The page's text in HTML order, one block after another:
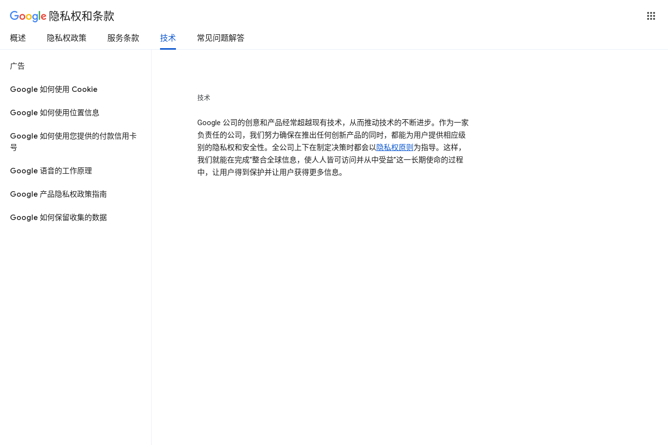
隐私权和条款
概述 隐私权政策 服务条款 技术 常见问题解答
广告
Google 如何使用 Cookie
Google 如何使用位置信息
Google 如何使用您提供的付款信用卡
号
Google 语音的工作原理
Google 产品隐私权政策指南
Google 如何保留收集的数据
技术
Google 公司的创意和产品经常超越现有技术，从而推动技术的不断进步。作为一家
负责任的公司，我们努力确保在推出任何创新产品的同时，都能为用户提供相应级
别的隐私权和安全性。全公司上下在制定决策时都会以隐私权原则 为指导。这样，
我们就能在完成“整合全球信息，使人人皆可访问并从中受益”这一长期使命的过程
中，让用户得到保护并让用户获得更多信息。